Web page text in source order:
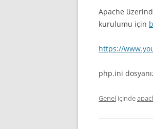
Apache
kurulumu için
https://
php.ini
Genel içinde